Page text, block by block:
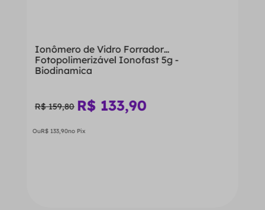
Ionômero de Vidro Forrador
Fotopolimerizável Ionofast 5g -
Biodinamica
R$ 159,80 R$ 133,90
OuR$ 133,90no Pix